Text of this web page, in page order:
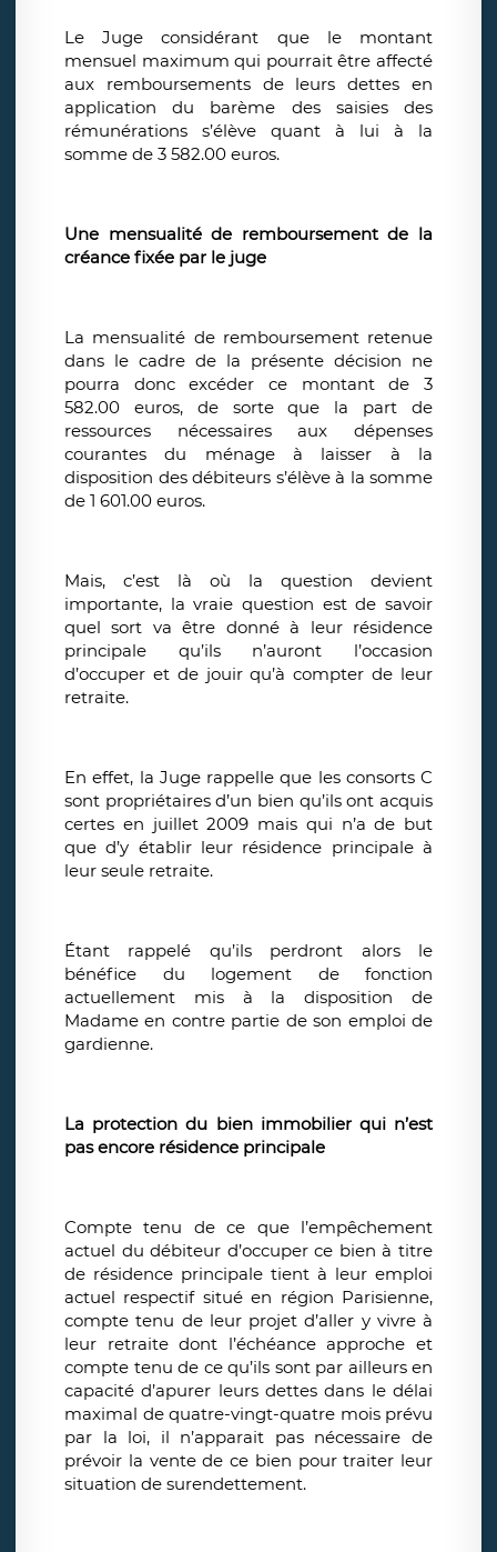
Le Juge considérant que le montant
mensuel maximum qui pourrait être affecté
aux remboursements de leurs dettes en
application du barème des saisies des
rémunérations s’élève quant à lui à la
somme de 3 582.00 euros.
Une mensualité de remboursement de la
créance fixée par le juge
La mensualité de remboursement retenue
dans le cadre de la présente décision ne
pourra donc excéder ce montant de 3
582.00 euros, de sorte que la part de
ressources nécessaires aux dépenses
courantes du ménage à laisser à la
disposition des débiteurs s’élève à la somme
de 1 601.00 euros.
Mais, c’est là où la question devient
importante, la vraie question est de savoir
quel sort va être donné à leur résidence
principale qu’ils n’auront l’occasion
d’occuper et de jouir qu’à compter de leur
retraite.
En effet, la Juge rappelle que les consorts C
sont propriétaires d’un bien qu’ils ont acquis
certes en juillet 2009 mais qui n’a de but
que d’y établir leur résidence principale à
leur seule retraite.
Étant rappelé qu’ils perdront alors le
bénéfice du logement de fonction
actuellement mis à la disposition de
Madame en contre partie de son emploi de
gardienne.
La protection du bien immobilier qui n’est
pas encore résidence principale
Compte tenu de ce que l’empêchement
actuel du débiteur d’occuper ce bien à titre
de résidence principale tient à leur emploi
actuel respectif situé en région Parisienne,
compte tenu de leur projet d’aller y vivre à
leur retraite dont l’échéance approche et
compte tenu de ce qu’ils sont par ailleurs en
capacité d’apurer leurs dettes dans le délai
maximal de quatre-vingt-quatre mois prévu
par la loi, il n’apparait pas nécessaire de
prévoir la vente de ce bien pour traiter leur
situation de surendettement.